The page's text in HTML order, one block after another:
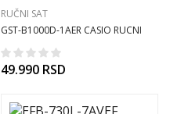
RUČNI SAT
GST-B1000D-1AER CASIO RUCNI
SAT
49.990 RSD